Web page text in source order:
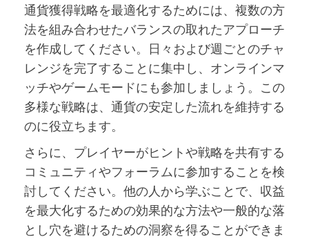
通貨獲得戦略を最適化するためには、複数の方
法を組み合わせたバランスの取れたアプローチ
を作成してください。日々および週ごとのチャ
レンジを完了することに集中し、オンラインマ
ッチやゲームモードにも参加しましょう。この
多様な戦略は、通貨の安定した流れを維持する
のに役立ちます。
さらに、プレイヤーがヒントや戦略を共有する
コミュニティやフォーラムに参加することを検
討してください。他の人から学ぶことで、収益
を最大化するための効果的な方法や一般的な落
とし穴を避けるための洞察を得ることができま